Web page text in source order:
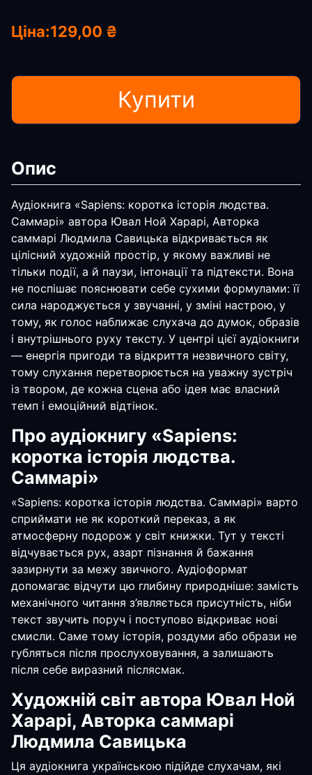
Ціна:129,00 ₴
Купити
Опис
Аудіокнига «Sapiens: коротка історія людства.
Саммарі» автора Ювал Ной Харарі, Авторка
саммарі Людмила Савицька відкривається як
цілісний художній простір, у якому важливі не
тільки події, а й паузи, інтонації та підтексти. Вона
не поспішає пояснювати себе сухими формулами: її
сила народжується у звучанні, у зміні настрою, у
тому, як голос наближає слухача до думок, образів
і внутрішнього руху тексту. У центрі цієї аудіокниги
— енергія пригоди та відкриття незвичного світу,
тому слухання перетворюється на уважну зустріч
із твором, де кожна сцена або ідея має власний
темп і емоційний відтінок.
Про аудіокнигу «Sapiens:
коротка історія людства.
Саммарі»
«Sapiens: коротка історія людства. Саммарі» варто
сприймати не як короткий переказ, а як
атмосферну подорож у світ книжки. Тут у тексті
відчувається рух, азарт пізнання й бажання
зазирнути за межу звичного. Аудіоформат
допомагає відчути цю глибину природніше: замість
механічного читання з’являється присутність, ніби
текст звучить поруч і поступово відкриває нові
смисли. Саме тому історія, роздуми або образи не
губляться після прослуховування, а залишають
після себе виразний післясмак.
Художній світ автора Ювал Ной
Харарі, Авторка саммарі
Людмила Савицька
Ця аудіокнига українською підійде слухачам, які